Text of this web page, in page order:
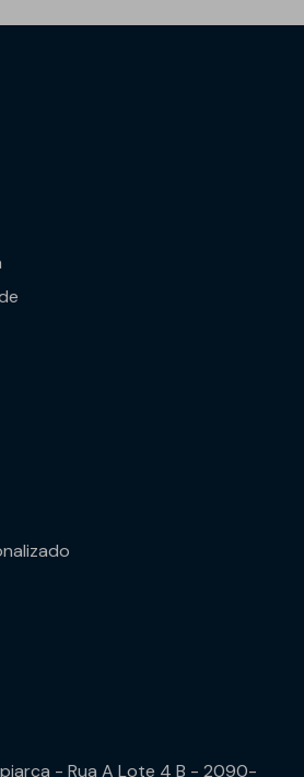
- Rua A Lote 4 B - 2090-